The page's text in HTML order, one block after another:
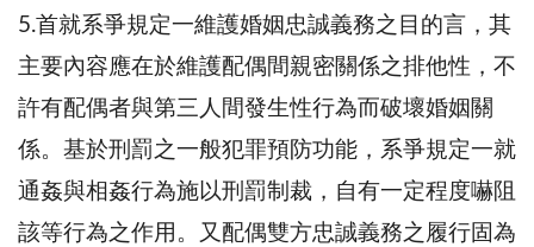
5.首就系爭規定一維護婚姻忠誠義務之目的言，其
主要內容應在於維護配偶間親密關係之排他性，不
許有配偶者與第三人間發生性行為而破壞婚姻關
係。基於刑罰之一般犯罪預防功能，系爭規定一就
通姦與相姦行為施以刑罰制裁，自有一定程度嚇阻
該等行為之作用。又配偶雙方忠誠義務之履行固為